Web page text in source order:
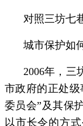
对照三坊七
城市保护如
2006年，三
市政府的正处
委员会”及其保
以市长令的方